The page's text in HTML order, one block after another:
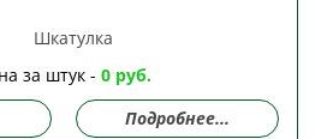
за штук - 0 руб.
Подробнее...